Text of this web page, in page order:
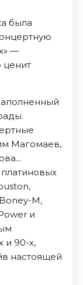
была
—
ценит
Магомаев,
М,
и
и 90-х,
настоящей